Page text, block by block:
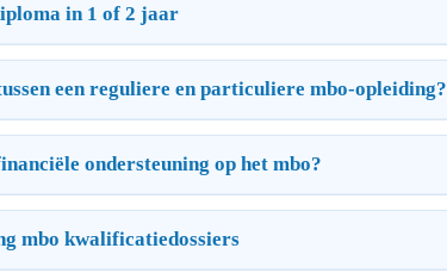
in 1 of 2 jaar
een reguliere en particuliere mbo-opleiding?
ondersteuning op het mbo?
mbo kwalificatiedossiers